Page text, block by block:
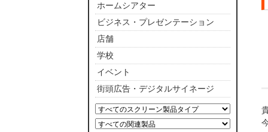
ホームシアター
ビジネス・プレゼンテーション
店舗
学校
イベント
街頭広告・デジタルサイネージ